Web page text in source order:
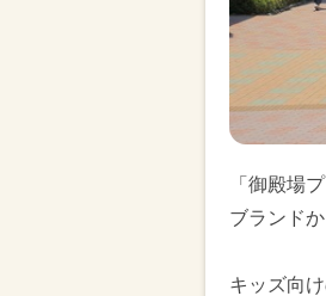
「御殿場
ブランド
キッズ向